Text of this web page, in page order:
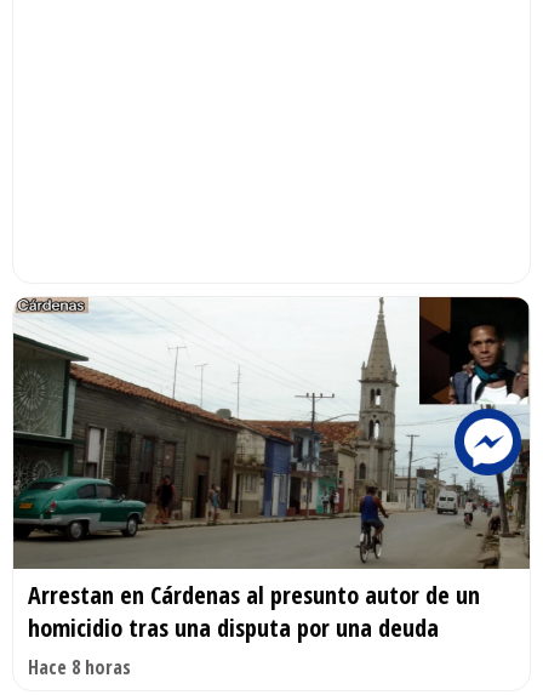
Arrestan en Cárdenas al presunto autor de un
homicidio tras una disputa por una deuda
Hace 8 horas